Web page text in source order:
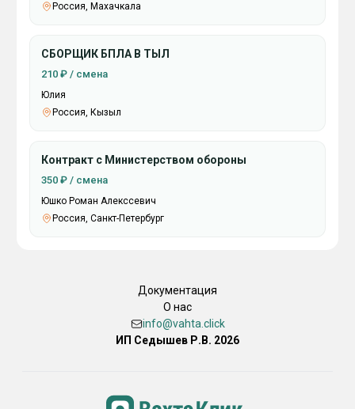
Россия, Махачкала
СБОРЩИК БПЛА В ТЫЛ
210 ₽ / смена
Юлия
Россия, Кызыл
Контракт с Министерством обороны
350 ₽ / смена
Юшко Роман Алекссевич
Россия, Санкт-Петербург
Документация
О нас
info@vahta.click
ИП Седышев Р.В. 2026